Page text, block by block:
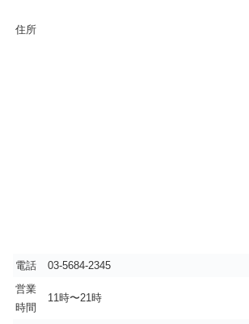
住所
電話
03-5684-2345
営業
時間
11時〜21時